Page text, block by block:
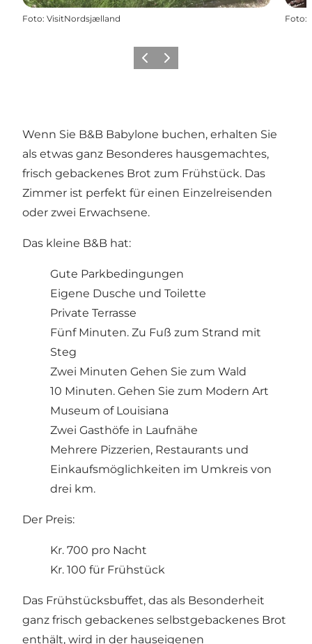
Foto: VisitNordsjælland Foto:
ZurückWeiter
Wenn Sie B&B Babylone buchen, erhalten Sie
als etwas ganz Besonderes hausgemachtes,
frisch gebackenes Brot zum Frühstück. Das
Zimmer ist perfekt für einen Einzelreisenden
oder zwei Erwachsene.
Das kleine B&B hat:
Gute Parkbedingungen
Eigene Dusche und Toilette
Private Terrasse
Fünf Minuten. Zu Fuß zum Strand mit
Steg
Zwei Minuten Gehen Sie zum Wald
10 Minuten. Gehen Sie zum Modern Art
Museum of Louisiana
Zwei Gasthöfe in Laufnähe
Mehrere Pizzerien, Restaurants und
Einkaufsmöglichkeiten im Umkreis von
drei km.
Der Preis:
Kr. 700 pro Nacht
Kr. 100 für Frühstück
Das Frühstücksbuffet, das als Besonderheit
ganz frisch gebackenes selbstgebackenes Brot
enthält, wird in der hauseigenen